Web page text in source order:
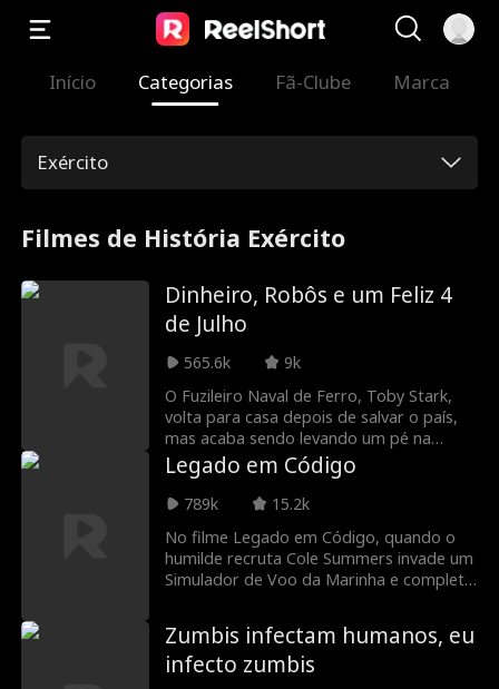
Início Categorias Fã-Clube Marca
Exército
Filmes de História Exército
Dinheiro, Robôs e um Feliz 4
de Julho
565.6k
9k
O Fuzileiro Naval de Ferro, Toby Stark,
volta para casa depois de salvar o país,
mas acaba sendo levando um pé na
bunda terrível da ex-namorada, que não
faz ideia de que ele é o homem mais rico
do mundo! Como Tobias vai se vingar
Legado em Código
789k
15.2k
No filme Legado em Código, quando o
humilde recruta Cole Summers invade um
Simulador de Voo da Marinha e completa
mais consegue, a Marinha percebe que
ele é sua única esperança para evitar a
Terceira Guerra Mundial... mas primeiro
Zumbis infectam humanos, eu
infecto zumbis